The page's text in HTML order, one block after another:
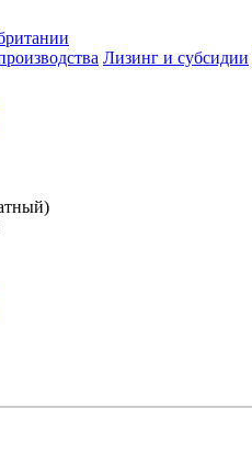
Лизинг и субсидии